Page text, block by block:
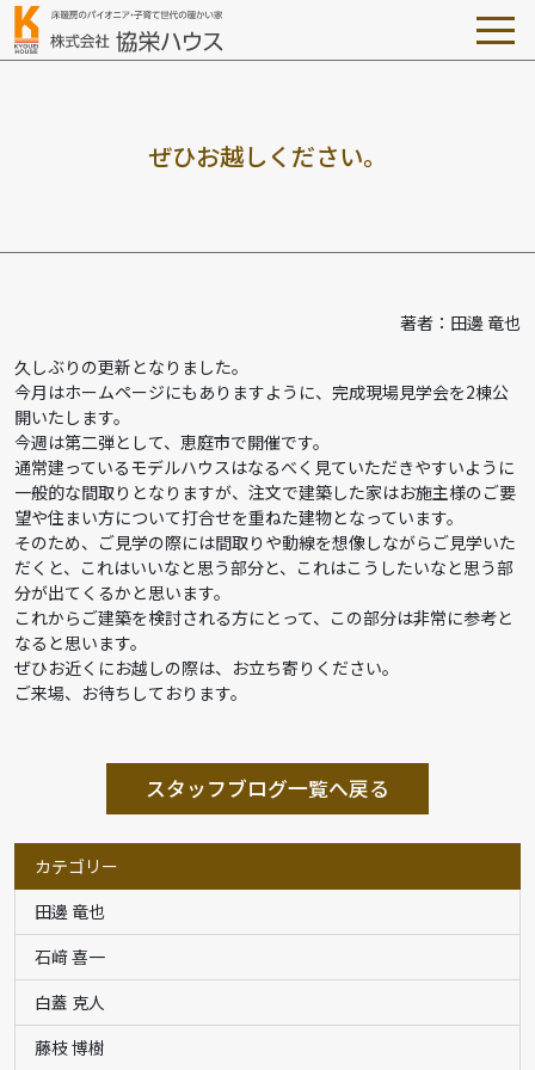
ぜひお越しく ださい。
著者：田邊 竜也
久しぶりの更新となりました。
今月はホームページにもありますように、完成現場見学会を2棟公
開いたします。
今週は第二弾として、恵庭市で開催です。
通常建っているモデルハウスはなるべく見ていただきやすいように
一般的な間取りとなりますが、注文で建築した家はお施主様のご要
望や住まい方について打合せを重ねた建物となっています。
そのため、ご見学の際には間取りや動線を想像しながらご見学いた
だくと、これはいいなと思う部分と、これはこうしたいなと思う部
分が出てくるかと思います。
これからご建築を検討される方にとって、この部分は非常に参考と
なると思います。
ぜひお近くにお越しの際は、お立ち寄りください。
ご来場、お待ちしております。
スタッフブログ一覧へ戻る
カテゴリー
田邊 竜也
石﨑 喜一
白蓋 克人
藤枝 博樹